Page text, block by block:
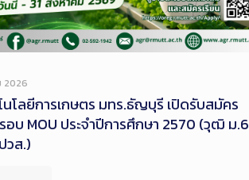
2026
นโลยีการเกษตร มทร.ธัญบุรี เปิดรับสมัคร
อบ MOU ประจำปีการศึกษา 2570 (วุฒิ ม.6
วส.)